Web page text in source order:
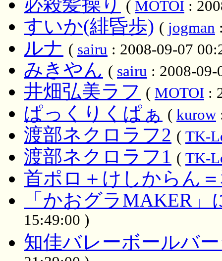
必殺髪操り ( MOTOI :
すいか(緋昏歩) ( jogman
ルナ ( sairu : 2008-09-07
みきやん ( sairu : 2008-
井畑弘美ラフ ( MOTOI :
ぱっくりくぱぁ ( kurow
渡部ネクロラフ2 ( TK-
渡部ネクロラフ1 ( TK-
首ポロ＋けしからん
「かおグラMAKER
15:49:00 )
知佳バレーボールバ